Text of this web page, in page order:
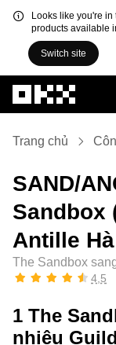
Looks like you're
products available
Switch site
Trang chủ
SAND/
Sandbox
Antille
The Sandbox
4,5
1 The
nhiêu